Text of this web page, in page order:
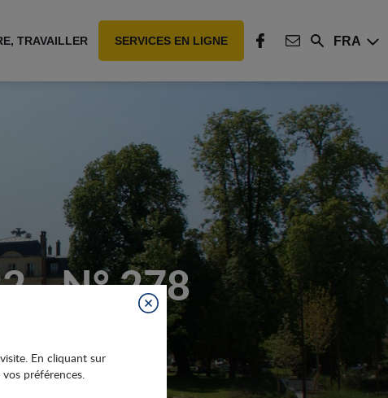
Fermer
En cliquant sur
préférences.
TRAVAILLER SERVICES EN LIGNE
FACEBOOK
CONTACT
Rechercher
FRA
- N° 278